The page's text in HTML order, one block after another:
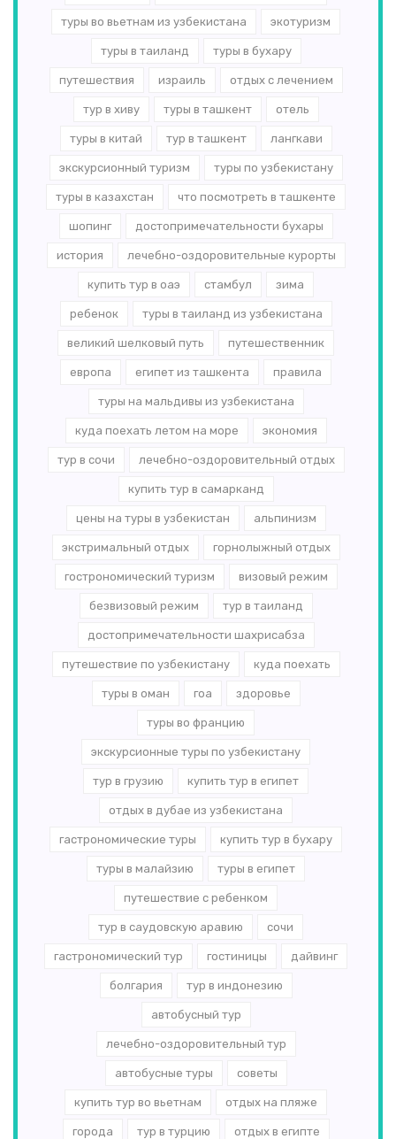
туры во вьетнам из узбекистана экотуризм
туры в таиланд туры в бухару
путешествия израиль отдых с лечением
тур в хиву туры в ташкент отель
туры в китай тур в ташкент лангкави
экскурсионный туризм туры по узбекистану
туры в казахстан что посмотреть в ташкенте
шопинг достопримечательности бухары
история лечебно-оздоровительные курорты
купить тур в оаэ стамбул зима
ребенок туры в таиланд из узбекистана
великий шелковый путь путешественник
европа египет из ташкента правила
туры на мальдивы из узбекистана
куда поехать летом на море экономия
тур в сочи лечебно-оздоровительный отдых
купить тур в самарканд
цены на туры в узбекистан альпинизм
экстримальный отдых горнолыжный отдых
гострономический туризм визовый режим
безвизовый режим тур в таиланд
достопримечательности шахрисабза
путешествие по узбекистану куда поехать
туры в оман гоа здоровье
туры во францию
экскурсионные туры по узбекистану
тур в грузию купить тур в египет
отдых в дубае из узбекистана
гастрономические туры купить тур в бухару
туры в малайзию туры в египет
путешествие с ребенком
тур в саудовскую аравию сочи
гастрономический тур гостиницы дайвинг
болгария тур в индонезию
автобусный тур
лечебно-оздоровительный тур
автобусные туры советы
купить тур во вьетнам отдых на пляже
города тур в турцию отдых в египте